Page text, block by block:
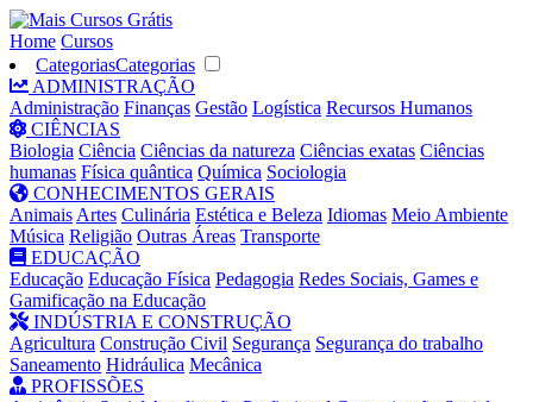
Home Cursos
CategoriasCategorias
ADMINISTRAÇÃO
Administração Finanças Gestão Logística Recursos Humanos
CIÊNCIAS
Biologia Ciência Ciências da natureza Ciências exatas Ciências
humanas Física quântica Química Sociologia
CONHECIMENTOS GERAIS
Animais Artes Culinária Estética e Beleza Idiomas Meio Ambiente
Música Religião Outras Áreas Transporte
EDUCAÇÃO
Educação Educação Física Pedagogia Redes Sociais, Games e
Gamificação na Educação
INDÚSTRIA E CONSTRUÇÃO
Agricultura Construção Civil Segurança Segurança do trabalho
Saneamento Hidráulica Mecânica
PROFISSÕES